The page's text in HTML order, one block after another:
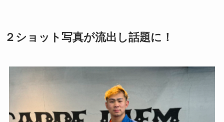
２ショット写真が流出し話題に！